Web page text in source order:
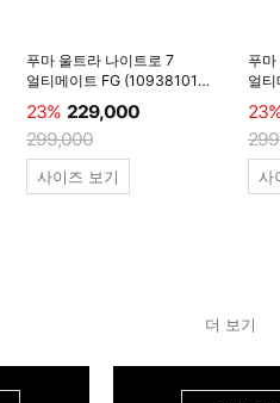
푸마 울트라 나이트로 7
얼티메이트 FG (10938101)
전용쌕/주걱/양말 #
23% 229,000
299,000
사이즈 보기
푸
얼
전
사
더 보기